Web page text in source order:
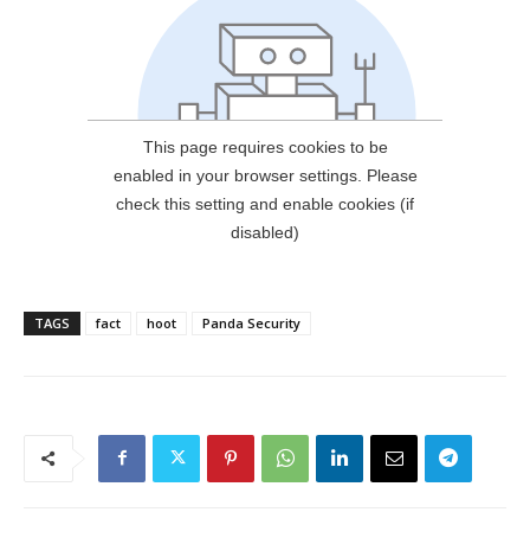
TAGS fact hoot Panda Security